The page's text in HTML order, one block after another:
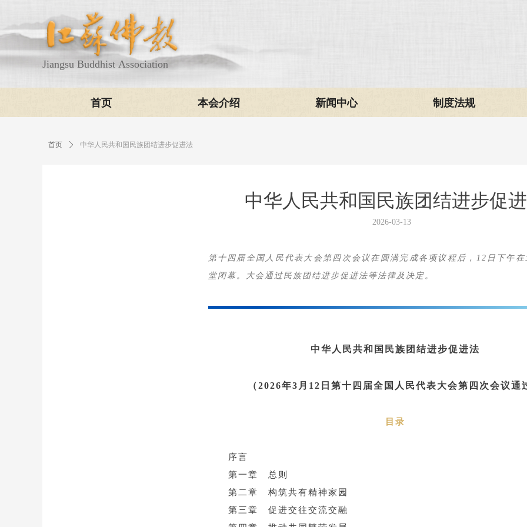
Jiangsu Buddhist Association
首页 本会介绍 新闻中心 制度法规
第十四届全国人民代表大会第四次会议在圆满完成各项议程后，12日下午
堂闭幕。大会通过民族团结进步促进法等法律及决定。
中华人民共和国民族团结进步促进法
（2026年3月12日第十四届全国人民代表大会第四次会议通
目录
序言
第一章 总则
第二章 构筑共有精神家园
第三章 促进交往交流交融
中华人民共和国民族团结进步促
2026-03-13
首页 ꄲ 中华人民共和国民族团结进步促进法